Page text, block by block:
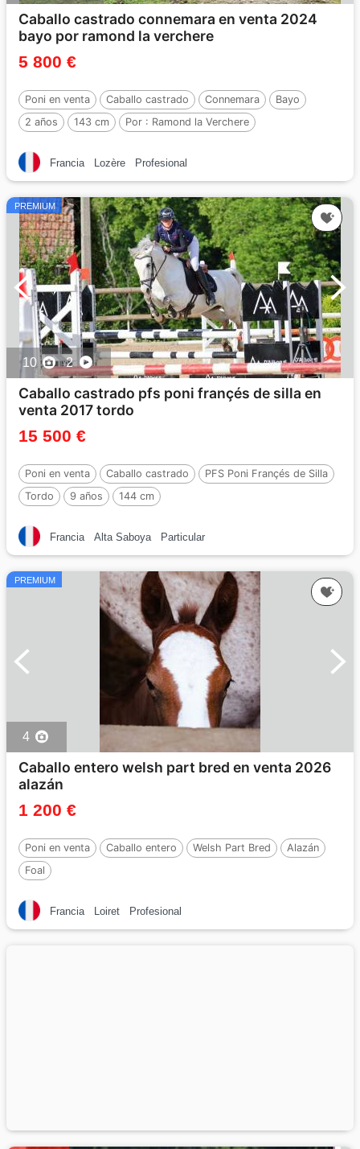
Caballo castrado connemara en venta 2024
bayo por ramond la verchere
5 800 €
Poni en venta Caballo castrado Connemara
Bayo
2 años
143 cm Por : Ramond la Verchere
Francia Lozère Profesional
PREMIUM
10 2
Caballo castrado pfs poni françés de silla en
venta 2017 tordo
15 500 €
Poni en venta Caballo castrado
PFS Poni Françés de Silla
Tordo
9 años 144 cm
Francia Alta Saboya Particular
PREMIUM
4
Caballo entero welsh part bred en venta 2026
alazán
1 200 €
Poni en venta Caballo entero Welsh Part Bred
Alazán
Foal
Francia Loiret Profesional